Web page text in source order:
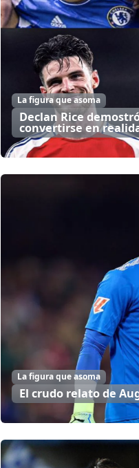
La figura que asoma
Declan Rice
convertirse en
La figura que asoma
El crudo relato de